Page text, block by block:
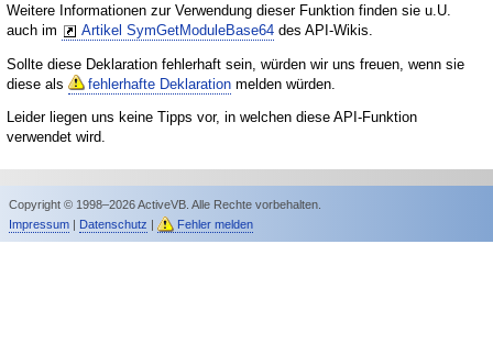
Weitere Informationen zur Verwendung dieser Funktion finden sie u.U.
auch im
Artikel SymGetModuleBase64 des API-Wikis.
Sollte diese Deklaration fehlerhaft sein, würden wir uns freuen, wenn sie
diese als
fehlerhafte Deklaration melden würden.
Leider liegen uns keine Tipps vor, in welchen diese API-Funktion
verwendet wird.
Copyright © 1998–2026 ActiveVB. Alle Rechte vorbehalten.
Impressum| Datenschutz | Fehler melden